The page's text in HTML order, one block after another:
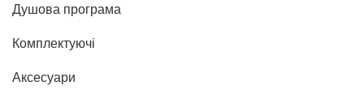
Душова програма
Комплектуючі
Аксесуари